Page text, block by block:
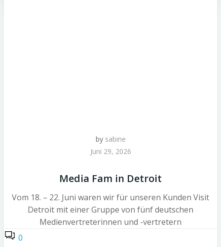
by sabine
Juni 29, 2026
Media Fam in Detroit
Vom 18. – 22. Juni waren wir für unseren Kunden Visit
Detroit mit einer Gruppe von fünf deutschen
Medienvertreterinnen und -vertretern
0